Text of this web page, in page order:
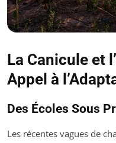
La Canicule et
Appel à
Des Écoles Sous
Les récentes vagues de